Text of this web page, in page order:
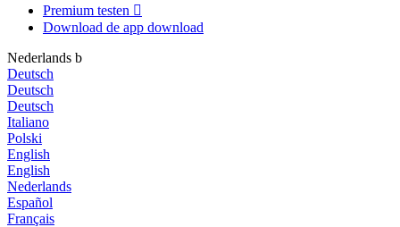
Premium testen 
Download de app download
Nederlands b
Deutsch
Deutsch
Deutsch
Italiano
Polski
English
English
Nederlands
Español
Français